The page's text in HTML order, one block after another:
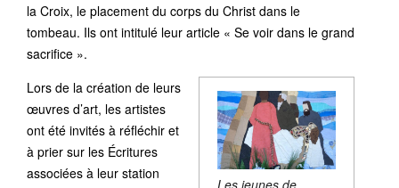
la Croix, le placement du corps du Christ dans le
tombeau. Ils ont intitulé leur article « Se voir dans le grand
sacrifice ».
Lors de la création de leurs
œuvres d’art, les artistes
ont été invités à réfléchir et
à prier sur les Écritures
associées à leur station